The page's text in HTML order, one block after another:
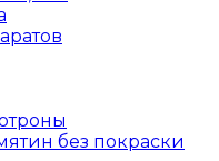
без покраски